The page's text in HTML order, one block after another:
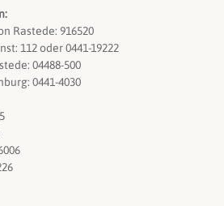
Rastede: 916520
112 oder 0441-19222
04488-500
0441-4030